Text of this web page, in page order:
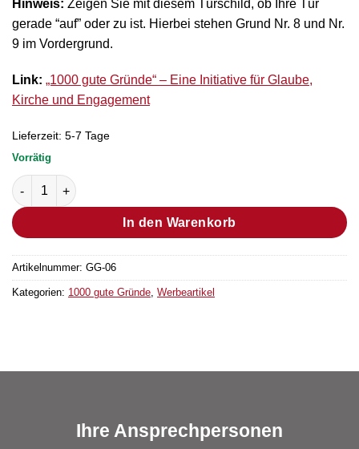
Hinweis: Zeigen Sie mit diesem Türschild, ob Ihre Tür
gerade “auf” oder zu ist. Hierbei stehen Grund Nr. 8 und Nr.
9 im Vordergrund.
Link: „1000 gute Gründe“ – Eine Initiative für Glaube,
Kirche und Engagement
Lieferzeit: 5-7 Tage
Vorrätig
Türschild "1000 gute Gründe" Menge
In den Warenkorb
Artikelnummer: GG-06
Kategorien: 1000 gute Gründe Werbeartikel
Ihre Ansprechpersonen